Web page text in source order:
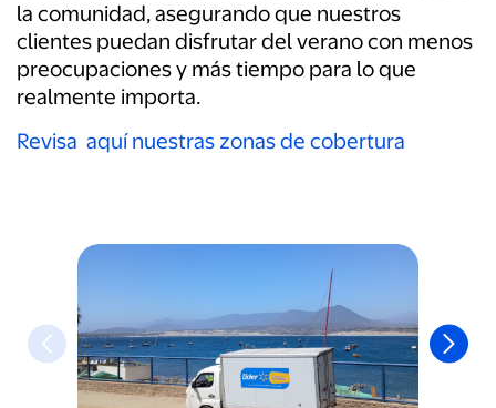
la comunidad, asegurando que nuestros
clientes puedan disfrutar del verano con menos
preocupaciones y más tiempo para lo que
realmente importa.
Revisa aquí nuestras zonas de cobertura